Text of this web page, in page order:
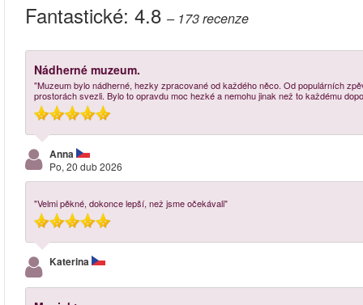
Fantastické: 4.8 – 173recenze
Nádherné muzeum.
"Muzeum bylo nádherné, hezky zpracované od každého něco. Od populárních
prostorách svezli. Bylo to opravdu moc hezké a nemohu jinak než to každému
Anna
Po, 20 dub 2026
"Velmi pěkné, dokonce lepší, než jsme očekávali"
Katerina